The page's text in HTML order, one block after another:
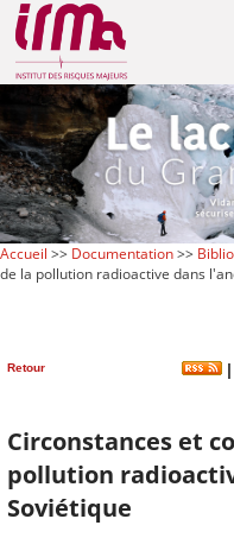
Accueil >> Documentation>>
de la pollution radioactive dans
Retour |
Circonstances et
pollution
Soviétique